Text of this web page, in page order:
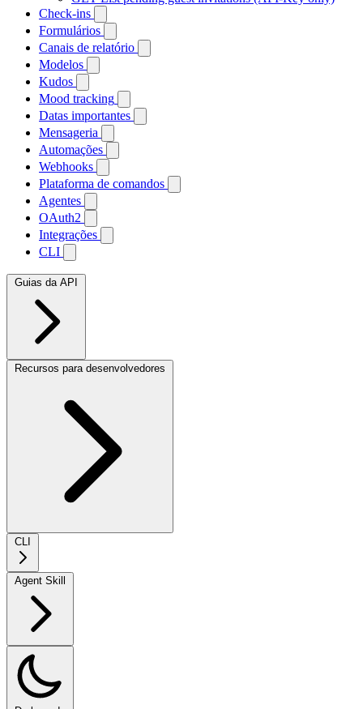
Check-ins
Formulários
Canais de relatório
Modelos
Kudos
Mood tracking
Datas importantes
Mensageria
Automações
Webhooks
Plataforma de comandos
Agentes
OAuth2
Integrações
CLI
Guias da API
Recursos para desenvolvedores
CLI
Agent Skill